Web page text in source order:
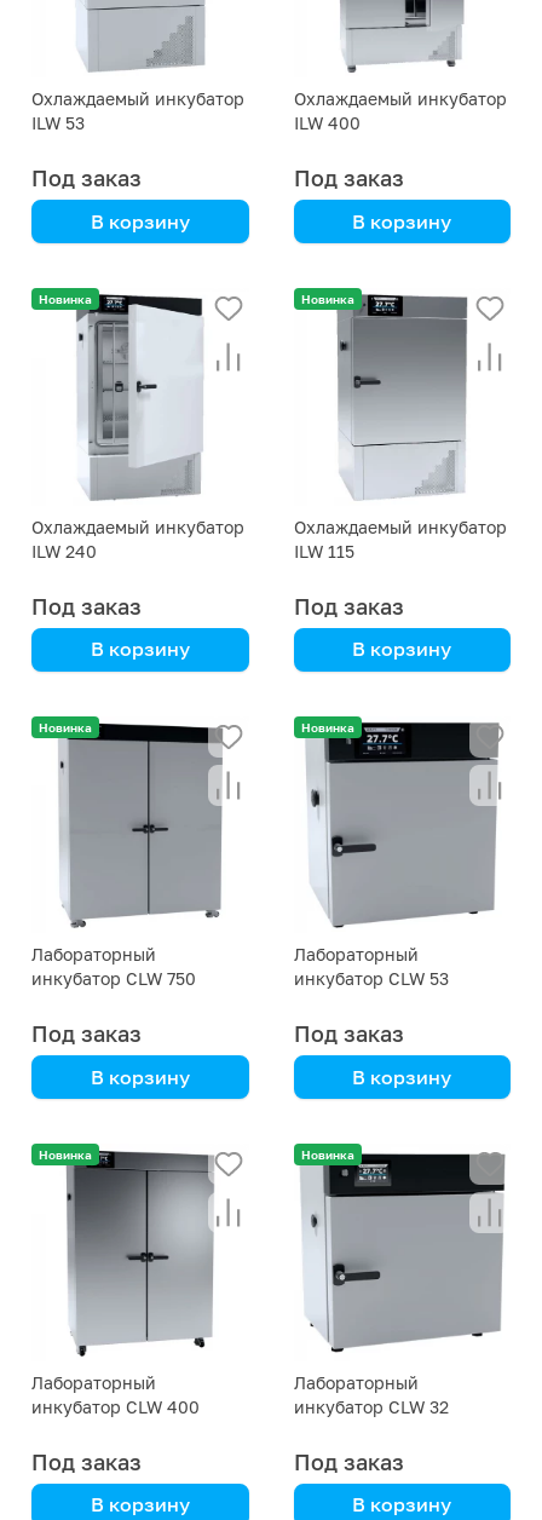
Охлаждаемый инкубатор
ILW 53
Под заказ
В корзину
среды, контроль и
функциональность
Охлаждаемый инкубатор
ILW 400
Под заказ
В корзину
среды, контроль и
функциональность
Новинка
Охлаждаемый инкубатор
ILW 240
Под заказ
В корзину
среды, контроль и
функциональность
Новинка
Охлаждаемый инкубатор
ILW 115
Под заказ
В корзину
среды, контроль и
функциональность
Новинка
Лабораторный
инкубатор CLW 750
Под заказ
В корзину
удобное управление,
надежность
Новинка
Лабораторный
инкубатор CLW 53
Под заказ
В корзину
удобное управление,
надежность
Новинка
Лабораторный
инкубатор CLW 400
Под заказ
В корзину
Новинка
Лабораторный
инкубатор CLW 32
Под заказ
В корзину